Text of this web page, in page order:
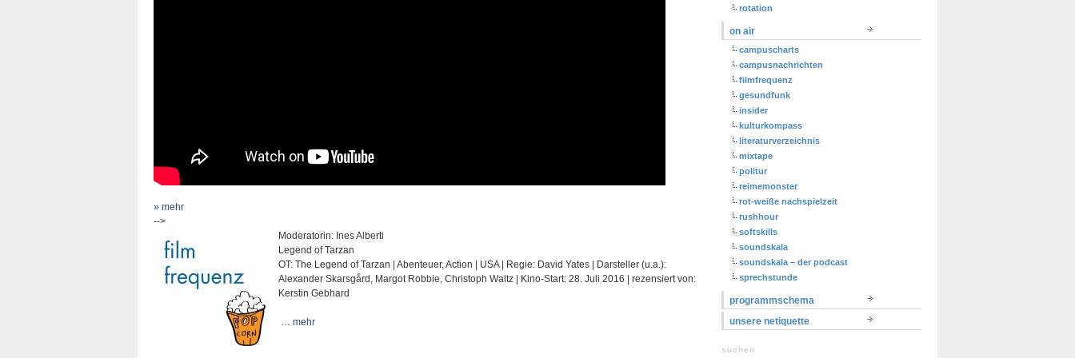
» mehr
-->
Moderatorin: Ines Alberti
Legend of Tarzan
OT: The Legend of Tarzan | Abenteuer, Action | USA | Regie: David Yates | Darsteller (u.a.):
Alexander Skarsgård, Margot Robbie, Christoph Waltz | Kino-Start: 28. Juli 2016 | rezensiert von:
Kerstin Gebhard
mehr
rotation
on air
campuscharts
campusnachrichten
filmfrequenz
gesundfunk
insider
kulturkompass
literaturverzeichnis
mixtape
politur
reimemonster
rot-weiße nachspielzeit
rushhour
softskills
soundskala
soundskala – der podcast
sprechstunde
programmschema
unsere netiquette
suchen